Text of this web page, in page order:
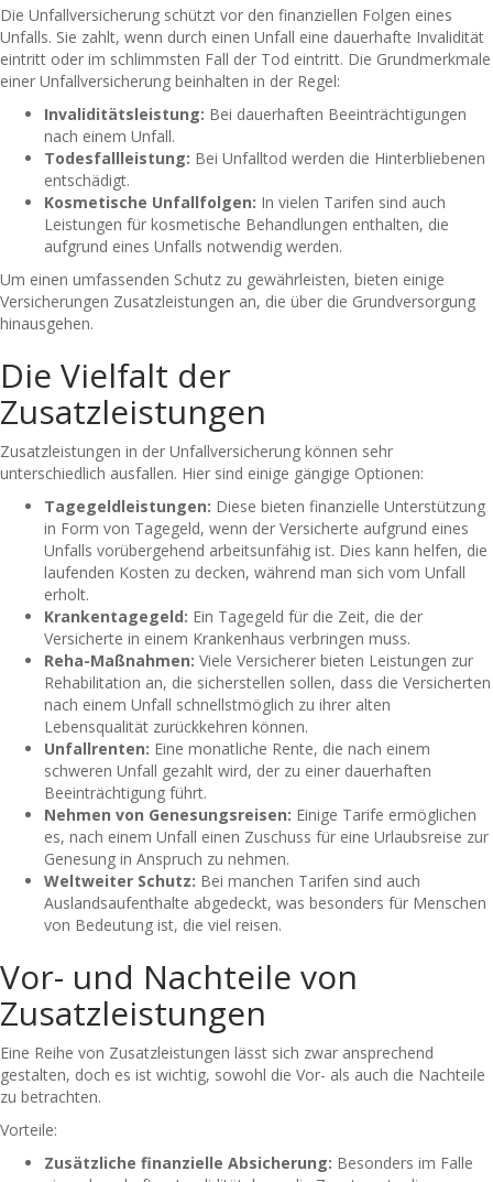
Die Unfallversicherung schützt vor den finanziellen Folgen eines
Unfalls. Sie zahlt, wenn durch einen Unfall eine dauerhafte Invalidität
eintritt oder im schlimmsten Fall der Tod eintritt. Die Grundmerkmale
einer Unfallversicherung beinhalten in der Regel:
Invaliditätsleistung: Bei dauerhaften Beeinträchtigungen
nach einem Unfall.
Todesfallleistung: Bei Unfalltod werden die Hinterbliebenen
entschädigt.
Kosmetische Unfallfolgen: In vielen Tarifen sind auch
Leistungen für kosmetische Behandlungen enthalten, die
aufgrund eines Unfalls notwendig werden.
Um einen umfassenden Schutz zu gewährleisten, bieten einige
Versicherungen Zusatzleistungen an, die über die Grundversorgung
hinausgehen.
Die Vielfalt der
Zusatzleistungen
Zusatzleistungen in der Unfallversicherung können sehr
unterschiedlich ausfallen. Hier sind einige gängige Optionen:
Tagegeldleistungen: Diese bieten finanzielle Unterstützung
in Form von Tagegeld, wenn der Versicherte aufgrund eines
Unfalls vorübergehend arbeitsunfähig ist. Dies kann helfen, die
laufenden Kosten zu decken, während man sich vom Unfall
erholt.
Krankentagegeld: Ein Tagegeld für die Zeit, die der
Versicherte in einem Krankenhaus verbringen muss.
Reha-Maßnahmen: Viele Versicherer bieten Leistungen zur
Rehabilitation an, die sicherstellen sollen, dass die Versicherten
nach einem Unfall schnellstmöglich zu ihrer alten
Lebensqualität zurückkehren können.
Unfallrenten: Eine monatliche Rente, die nach einem
schweren Unfall gezahlt wird, der zu einer dauerhaften
Beeinträchtigung führt.
Nehmen von Genesungsreisen: Einige Tarife ermöglichen
es, nach einem Unfall einen Zuschuss für eine Urlaubsreise zur
Genesung in Anspruch zu nehmen.
Weltweiter Schutz: Bei manchen Tarifen sind auch
Auslandsaufenthalte abgedeckt, was besonders für Menschen
von Bedeutung ist, die viel reisen.
Vor- und Nachteile von
Zusatzleistungen
Eine Reihe von Zusatzleistungen lässt sich zwar ansprechend
gestalten, doch es ist wichtig, sowohl die Vor- als auch die Nachteile
zu betrachten.
Vorteile:
Zusätzliche finanzielle Absicherung: Besonders im Falle